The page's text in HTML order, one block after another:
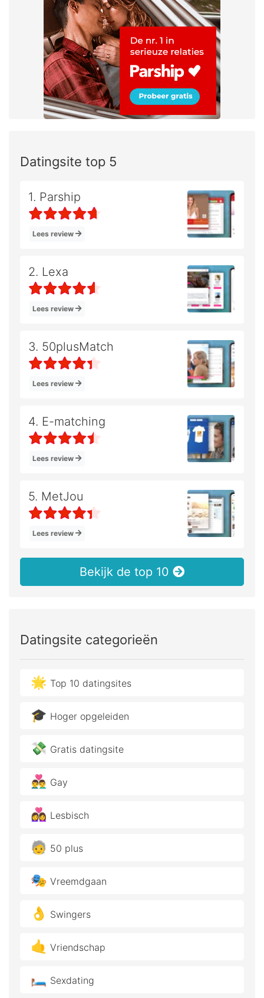
Datingsite top 5
1. Parship
Lees review
2. Lexa
Lees review
3. 50plusMatch
Lees review
4. E-matching
Lees review
5. MetJou
Lees review
Bekijk de top 10
Datingsite categorieën
🌟 Top 10 datingsites
🎓 Hoger opgeleiden
💸 Gratis datingsite
👨‍❤️‍👨 Gay
👩‍❤️‍👩 Lesbisch
🧓 50 plus
🎭 Vreemdgaan
👌 Swingers
🤙 Vriendschap
🛏️ Sexdating